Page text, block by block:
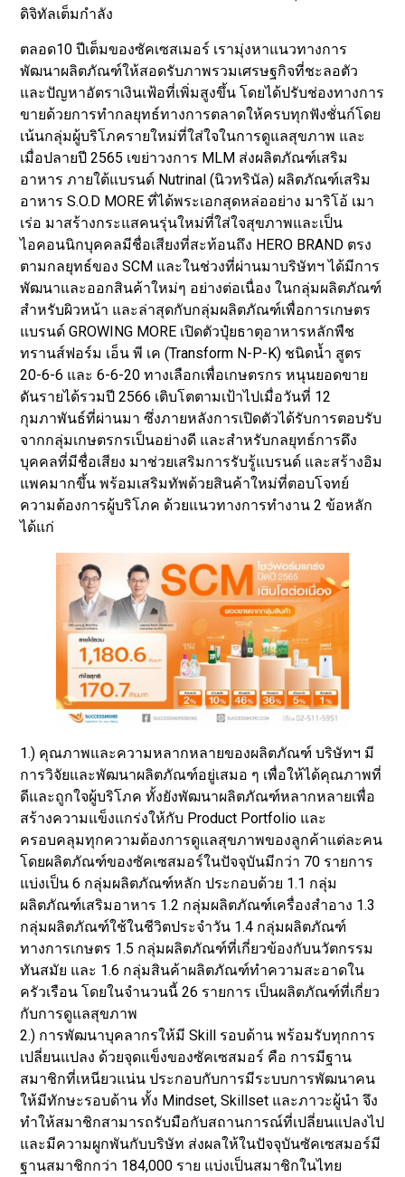
ดิจิทัลเต็มกำลัง
ตลอด10 ปีเต็มของซัคเซสเมอร์ เรามุ่งหาแนวทางการ
พัฒนาผลิตภัณฑ์ให้สอดรับภาพรวมเศรษฐกิจที่ชะลอตัว
และปัญหาอัตราเงินเฟ้อที่เพิ่มสูงขึ้น โดยได้ปรับช่องทางการ
ขายด้วยการทำกลยุทธ์ทางการตลาดให้ครบทุกฟังชั่นก์โดย
เน้นกลุ่มผู้บริโภครายใหม่ที่ใส่ใจในการดูแลสุขภาพ และ
เมื่อปลายปี 2565 เขย่าวงการ MLM ส่งผลิตภัณฑ์เสริม
อาหาร ภายใต้แบรนด์ Nutrinal (นิวทรินัล) ผลิตภัณฑ์เสริม
อาหาร S.O.D MORE ที่ได้พระเอกสุดหล่ออย่าง มาริโอ้ เมา
เร่อ มาสร้างกระแสคนรุ่นใหม่ที่ใส่ใจสุขภาพและเป็น
ไอคอนนิกบุคคลมีชื่อเสียงที่สะท้อนถึง HERO BRAND ตรง
ตามกลยุทธ์ของ SCM และในช่วงที่ผ่านมาบริษัทฯ ได้มีการ
พัฒนาและออกสินค้าใหม่ๆ อย่างต่อเนื่อง ในกลุ่มผลิตภัณฑ์
สำหรับผิวหน้า และล่าสุดกับกลุ่มผลิตภัณฑ์เพื่อการเกษตร
แบรนด์ GROWING MORE เปิดตัวปุ๋ยธาตุอาหารหลักพืช
ทรานส์ฟอร์ม เอ็น พี เค (Transform N-P-K) ชนิดน้ำ สูตร
20-6-6 และ 6-6-20 ทางเลือกเพื่อเกษตรกร หนุนยอดขาย
ดันรายได้รวมปี 2566 เติบโตตามเป้าไปเมื่อวันที่ 12
กุมภาพันธ์ที่ผ่านมา ซึ่งภายหลังการเปิดตัวได้รับการตอบรับ
จากกลุ่มเกษตรกรเป็นอย่างดี และสำหรับกลยุทธ์การดึง
บุคคลที่มีชื่อเสียง มาช่วยเสริมการรับรู้แบรนด์ และสร้างอิม
แพคมากขึ้น พร้อมเสริมทัพด้วยสินค้าใหม่ที่ตอบโจทย์
ความต้องการผู้บริโภค ด้วยแนวทางการทำงาน 2 ข้อหลัก
ได้แก่
1.) คุณภาพและความหลากหลายของผลิตภัณฑ์ บริษัทฯ มี
การวิจัยและพัฒนาผลิตภัณฑ์อยู่เสมอ ๆ เพื่อให้ได้คุณภาพที่
ดีและถูกใจผู้บริโภค ทั้งยังพัฒนาผลิตภัณฑ์หลากหลายเพื่อ
สร้างความแข็งแกร่งให้กับ Product Portfolio และ
ครอบคลุมทุกความต้องการดูแลสุขภาพของลูกค้าแต่ละคน
โดยผลิตภัณฑ์ของซัคเซสมอร์ในปัจจุบันมีกว่า 70 รายการ
แบ่งเป็น 6 กลุ่มผลิตภัณฑ์หลัก ประกอบด้วย 1.1 กลุ่ม
ผลิตภัณฑ์เสริมอาหาร 1.2 กลุ่มผลิตภัณฑ์เครื่องสำอาง 1.3
กลุ่มผลิตภัณฑ์ใช้ในชีวิตประจำวัน 1.4 กลุ่มผลิตภัณฑ์
ทางการเกษตร 1.5 กลุ่มผลิตภัณฑ์ที่เกี่ยวข้องกับนวัตกรรม
ทันสมัย และ 1.6 กลุ่มสินค้าผลิตภัณฑ์ทำความสะอาดใน
ครัวเรือน โดยในจำนวนนี้ 26 รายการ เป็นผลิตภัณฑ์ที่เกี่ยว
กับการดูแลสุขภาพ
2.) การพัฒนาบุคลากรให้มี Skill รอบด้าน พร้อมรับทุกการ
เปลี่ยนแปลง ด้วยจุดแข็งของซัคเซสมอร์ คือ การมีฐาน
สมาชิกที่เหนียวแน่น ประกอบกับการมีระบบการพัฒนาคน
ให้มีทักษะรอบด้าน ทั้ง Mindset, Skillset และภาวะผู้นำ จึง
ทำให้สมาชิกสามารถรับมือกับสถานการณ์ที่เปลี่ยนแปลงไป
และมีความผูกพันกับบริษัท ส่งผลให้ในปัจจุบันซัคเซสมอร์มี
ฐานสมาชิกกว่า 184,000 ราย แบ่งเป็นสมาชิกในไทย